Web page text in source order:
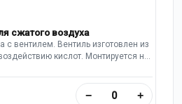
сжатого воздуха
с вентилем. Вентиль изготовлен из
кислот. Монтируется на
шкафа. Длина выпуска: 95
− +